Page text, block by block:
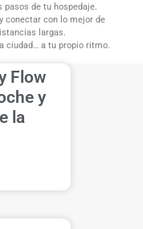
de tu hospedaje.
conectar con lo mejor de
largas.
ciudad… a tu propio ritmo.
Flow
y
la